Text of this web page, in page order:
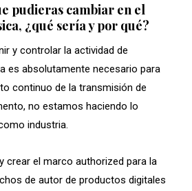
pudieras cambiar en el
¿qué sería y por qué?
y controlar la actividad de
es absolutamente necesario para
continuo de la transmisión de
no estamos haciendo lo
industria.
crear el marco authorized para la
de autor de productos digitales